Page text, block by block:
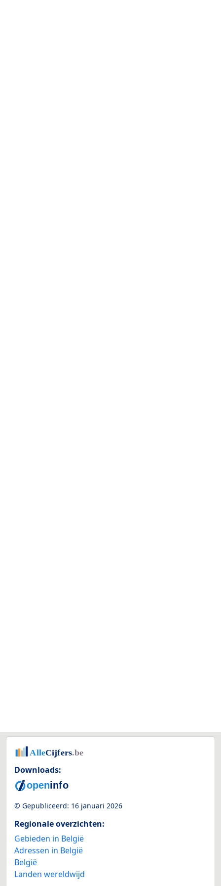
Downloads:
© Gepubliceerd: 16 januari 2026
Regionale overzichten:
Gebieden in België
Adressen in België
België
Landen wereldwijd